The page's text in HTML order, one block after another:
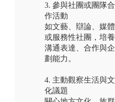
3. 參與社團或團隊合
作活動
如文藝、辯論、媒體
或服務性社團，培養
溝通表達、合作與企
劃能力。
4. 主動觀察生活與文
化議題